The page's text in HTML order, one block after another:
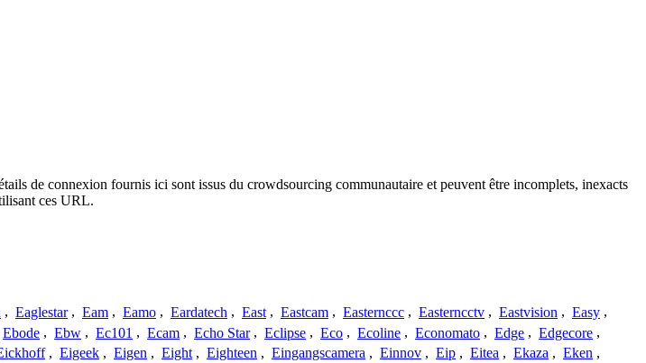
de connexion fournis ici sont issus du crowdsourcing communautaire et peuvent être incomplets, inexacts
ces URL.
, Eaglestar , Eam , Eamo , Eardatech , East , Eastcam , Easternccc , Easterncctv , Eastvision , Easy ,
Ebode , Ebw , Ec101 , Ecam , Echo Star , Eclipse , Eco , Ecoline , Economato , Edge , Edgecore ,
, Eigeek , Eigen , Eight , Eighteen , Eingangscamera , Einnov , Eip , Eitea , Ekaza , Eken ,